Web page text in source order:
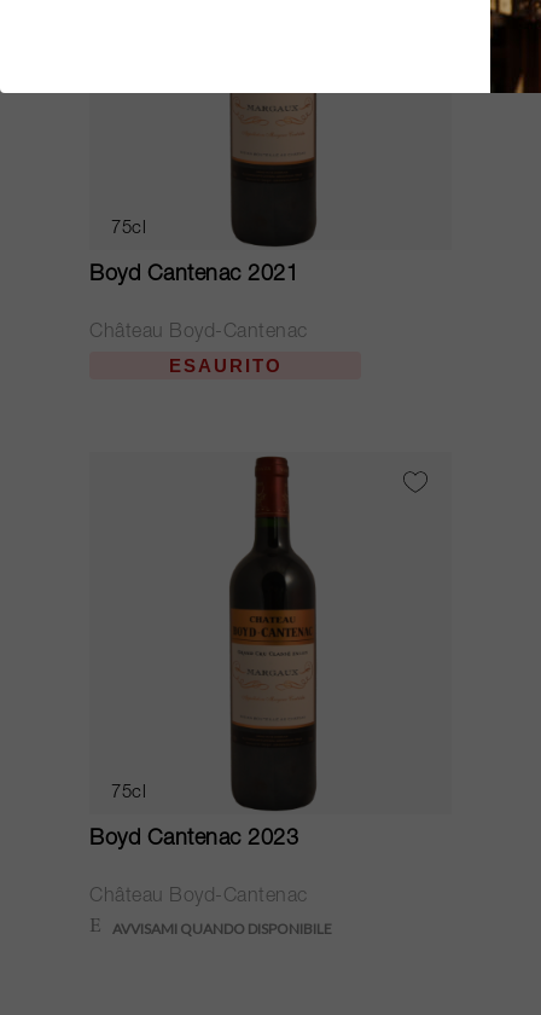
75cl
Boyd Cantenac 2021
Château Boyd-Cantenac
ESAURITO
75cl
Boyd Cantenac 2023
Château Boyd-Cantenac